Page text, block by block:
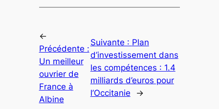
←
Précédente :
Un meilleur
ouvrier de
France à
Albine
Suivante : Plan
d’investissement dans
les compétences : 1.4
milliards d’euros pour
l’Occitanie
→